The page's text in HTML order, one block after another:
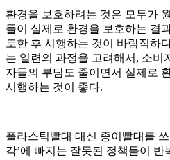
환경을 보호하려는 것은 모두가
들이 실제로 환경을 보호하는 결
토한 후 시행하는 것이 바람직하
는 일련의 과정을 고려해서, 소비
자들의 부담도 줄이면서 실제로
시행하는 것이 좋다.
플라스틱빨대 대신 종이빨대를
각’에 빠지는 잘못된 정책들이 반